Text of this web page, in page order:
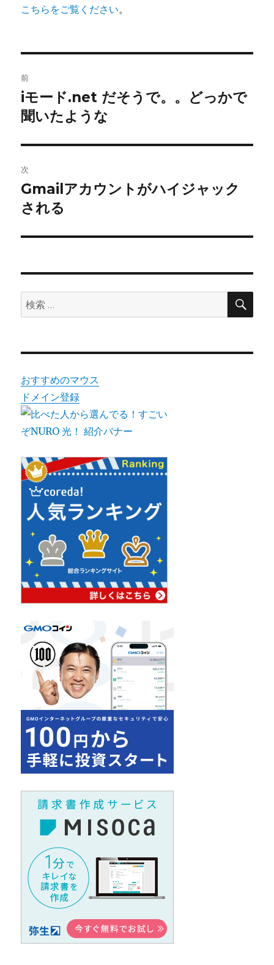
こちらをご覧ください。
稿
ナ
ビ
ゲ
ー
ン
前
前
の
稿:
iモード.net だそうで。。どっかで
聞いたような
次
次
の
稿:
Gmailアカウントがハイジャック
される
検
索:
検
おすすめのマウス
ドメイン登録